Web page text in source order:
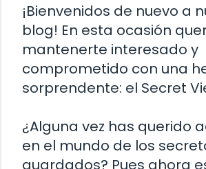
¡Bienvenidos de nuevo a
blog! En esta ocasión
mantenerte interesado y
comprometido con una
sorprendente: el Secret
¿Alguna vez has querido
en el mundo de los
guardados? Pues ahora